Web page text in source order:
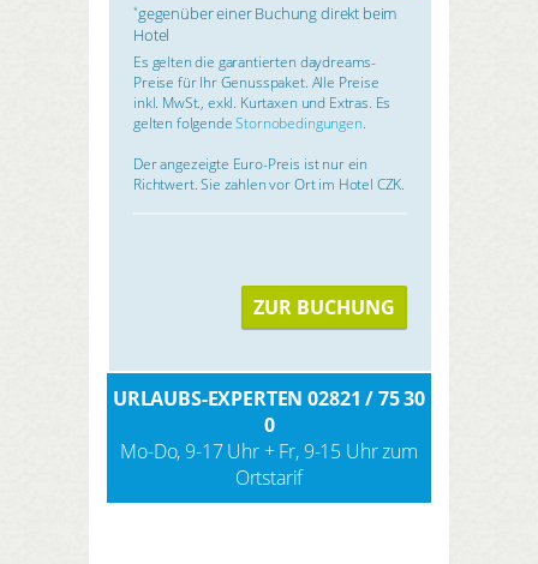
*gegenüber einer Buchung direkt beim
Hotel
Es gelten die garantierten daydreams-
Preise für Ihr Genusspaket. Alle Preise
inkl. MwSt., exkl. Kurtaxen und Extras. Es
gelten folgendeStornobedingungen.
Der angezeigte Euro-Preis ist nur ein
Richtwert. Sie zahlen vor Ort im Hotel CZK.
ZUR BUCHUNG
URLAUBS-EXPERTEN 02821 / 75 30
0
Mo-Do, 9-17 Uhr + Fr, 9-15 Uhr zum
Ortstarif